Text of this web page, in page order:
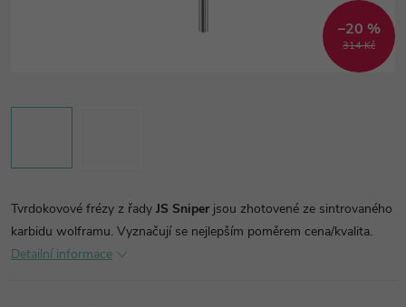
314 Kč
–20 %
Tvrdokovové frézy z řady JS Sniperjsou zhotovené ze sintrovaného
karbidu wolframu. Vyznačují se nejlepším poměrem cena/kvalita.
Detailní informace